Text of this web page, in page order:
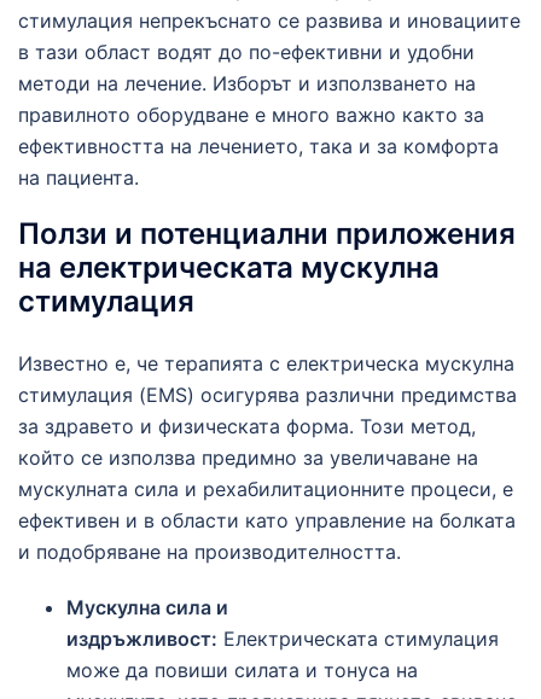
стимулация непрекъснато се развива и иновациите
в тази област водят до по-ефективни и удобни
методи на лечение. Изборът и използването на
правилното оборудване е много важно както за
ефективността на лечението, така и за комфорта
на пациента.
Ползи и потенциални приложения
на електрическата мускулна
стимулация
Известно е, че терапията с електрическа мускулна
стимулация (EMS) осигурява различни предимства
за здравето и физическата форма. Този метод,
който се използва предимно за увеличаване на
мускулната сила и рехабилитационните процеси, е
ефективен и в области като управление на болката
и подобряване на производителността.
Мускулна сила и
издръжливост: Електрическата стимулация
може да повиши силата и тонуса на